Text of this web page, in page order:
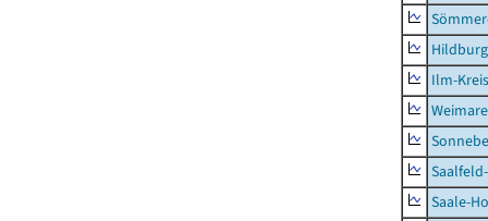
Ilm-Kreis
Saale-